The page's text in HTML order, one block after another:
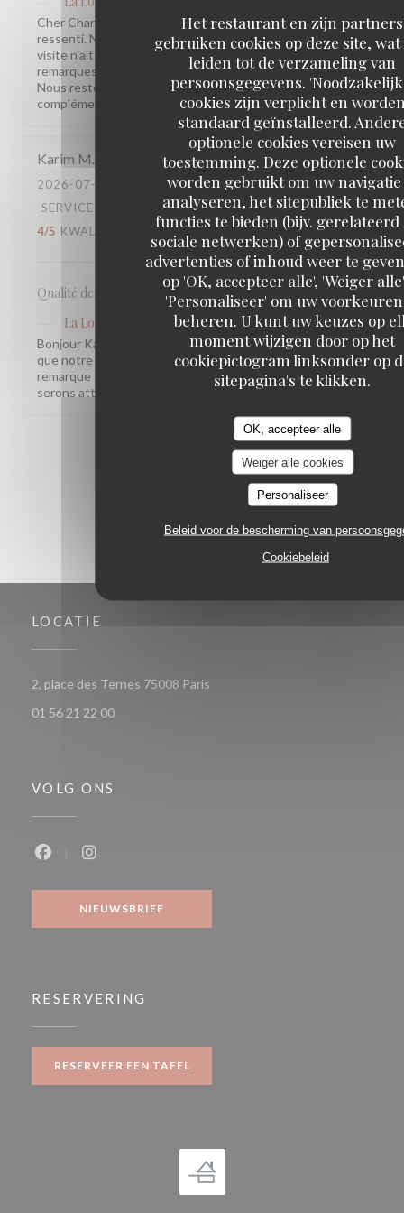
Het restaurant en zijn partners
gebruiken cookies op deze site,
leiden tot de verzameling van
persoonsgegevens.
cookies zijn verplicht en
standaard geïnstalleerd.
optionele cookies vereisen uw
toestemming. Deze optionele
worden gebruikt om uw
analyseren, het sitepubliek te
functies te bieden (bijv. gerelateerd
sociale netwerken) of
advertenties of inhoud weer te
op 'OK, accepteer alle', 'Weiger
'Personaliseer' om uw
beheren. U kunt uw keuzes op
moment wijzigen door op het
cookiepictogram linksonder op
sitepagina's te klikken.
OK, accepteer alle
Weiger alle cookies
Personaliseer
Beleid voor de bescherming van
Cookiebeleid
Cher Charles, Merci d'avoir pris le temps de partager votre
ressenti. Nous sommes sincèrement désolés que votre
visite n'ait pas été à la hauteur de vos attentes. Vos
remarques sont précieuses et nous les prenons à cœur.
Nous restons à votre disposition pour tout échange
complémentaire. L'équipe de la Brasserie La Lorraine
Karim M
2026-07-17
- 20:30 - GASTEN 2
SERVICE
ATMOSFEER: 4/5 KEUKEN:
4/5 KWALITEIT / PRIJS: 3/5
Qualité des plats, cadre et amabilité de l’équipe
La Lorraine
heeft op deze beoordeling gereageerd
Bonjour Karim, Merci pour ce retour ! Nous sommes ravis
que notre équipe et l'ambiance vous aient plu. Votre
remarque sur le rapport qualité-prix est notée, nous y
serons attentifs. À très bientôt !
3
LOCATIE
2, place des Ternes 75008 Paris
01 56 21 22 00
VOLG ONS
NIEUWSBRIEF
RESERVERING
RESERVEER EEN TAFEL